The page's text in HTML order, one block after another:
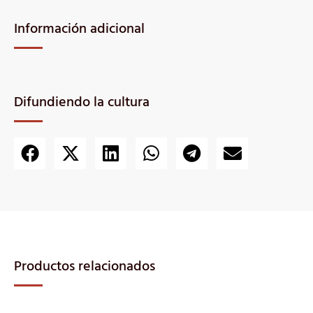
Información adicional
Difundiendo la cultura
Productos relacionados